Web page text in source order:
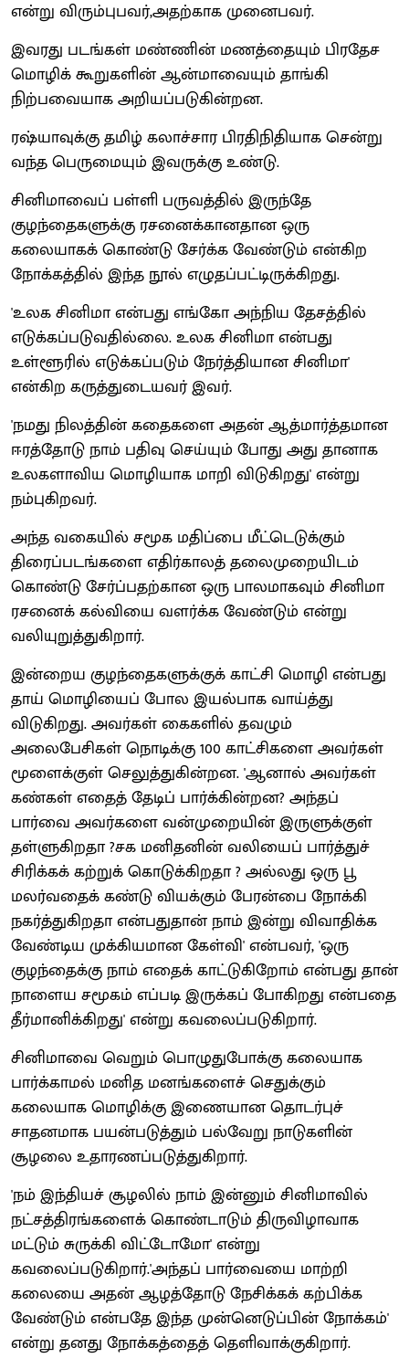
என்று விரும்புபவர்,அதற்காக முனைபவர்.
இவரது படங்கள் மண்ணின் மணத்தையும் பிரதேச
மொழிக் கூறுகளின் ஆன்மாவையும் தாங்கி
நிற்பவையாக அறியப்படுகின்றன.
ரஷ்யாவுக்கு தமிழ் கலாச்சார பிரதிநிதியாக சென்று
வந்த பெருமையும் இவருக்கு உண்டு.
சினிமாவைப் பள்ளி பருவத்தில் இருந்தே
குழந்தைகளுக்கு ரசனைக்கானதான ஒரு
கலையாகக் கொண்டு சேர்க்க வேண்டும் என்கிற
நோக்கத்தில் இந்த நூல் எழுதப்பட்டிருக்கிறது.
'உலக சினிமா என்பது எங்கோ அந்நிய தேசத்தில்
எடுக்கப்படுவதில்லை. உலக சினிமா என்பது
உள்ளூரில் எடுக்கப்படும் நேர்த்தியான சினிமா'
என்கிற கருத்துடையவர் இவர்.
'நமது நிலத்தின் கதைகளை அதன் ஆத்மார்த்தமான
ஈரத்தோடு நாம் பதிவு செய்யும் போது அது தானாக
உலகளாவிய மொழியாக மாறி விடுகிறது' என்று
நம்புகிறவர்.
அந்த வகையில் சமூக மதிப்பை மீட்டெடுக்கும்
திரைப்படங்களை எதிர்காலத் தலைமுறையிடம்
கொண்டு சேர்ப்பதற்கான ஒரு பாலமாகவும் சினிமா
ரசனைக் கல்வியை வளர்க்க வேண்டும் என்று
வலியுறுத்துகிறார்.
இன்றைய குழந்தைகளுக்குக் காட்சி மொழி என்பது
தாய் மொழியைப் போல இயல்பாக வாய்த்து
விடுகிறது. அவர்கள் கைகளில் தவழும்
அலைபேசிகள் நொடிக்கு 100 காட்சிகளை அவர்கள்
மூளைக்குள் செலுத்துகின்றன. 'ஆனால் அவர்கள்
கண்கள் எதைத் தேடிப் பார்க்கின்றன? அந்தப்
பார்வை அவர்களை வன்முறையின் இருளுக்குள்
தள்ளுகிறதா ?சக மனிதனின் வலியைப் பார்த்துச்
சிரிக்கக் கற்றுக் கொடுக்கிறதா ? அல்லது ஒரு பூ
மலர்வதைக் கண்டு வியக்கும் பேரன்பை நோக்கி
நகர்த்துகிறதா என்பதுதான் நாம் இன்று விவாதிக்க
வேண்டிய முக்கியமான கேள்வி' என்பவர், 'ஒரு
குழந்தைக்கு நாம் எதைக் காட்டுகிறோம் என்பது தான்
நாளைய சமூகம் எப்படி இருக்கப் போகிறது என்பதை
தீர்மானிக்கிறது' என்று கவலைப்படுகிறார்.
சினிமாவை வெறும் பொழுதுபோக்கு கலையாக
பார்க்காமல் மனித மனங்களைச் செதுக்கும்
கலையாக மொழிக்கு இணையான தொடர்புச்
சாதனமாக பயன்படுத்தும் பல்வேறு நாடுகளின்
சூழலை உதாரணப்படுத்துகிறார்.
'நம் இந்தியச் சூழலில் நாம் இன்னும் சினிமாவில்
நட்சத்திரங்களைக் கொண்டாடும் திருவிழாவாக
மட்டும் சுருக்கி விட்டோமோ' என்று
கவலைப்படுகிறார்.'அந்தப் பார்வையை மாற்றி
கலையை அதன் ஆழத்தோடு நேசிக்கக் கற்பிக்க
வேண்டும் என்பதே இந்த முன்னெடுப்பின் நோக்கம்'
என்று தனது நோக்கத்தைத் தெளிவாக்குகிறார்.